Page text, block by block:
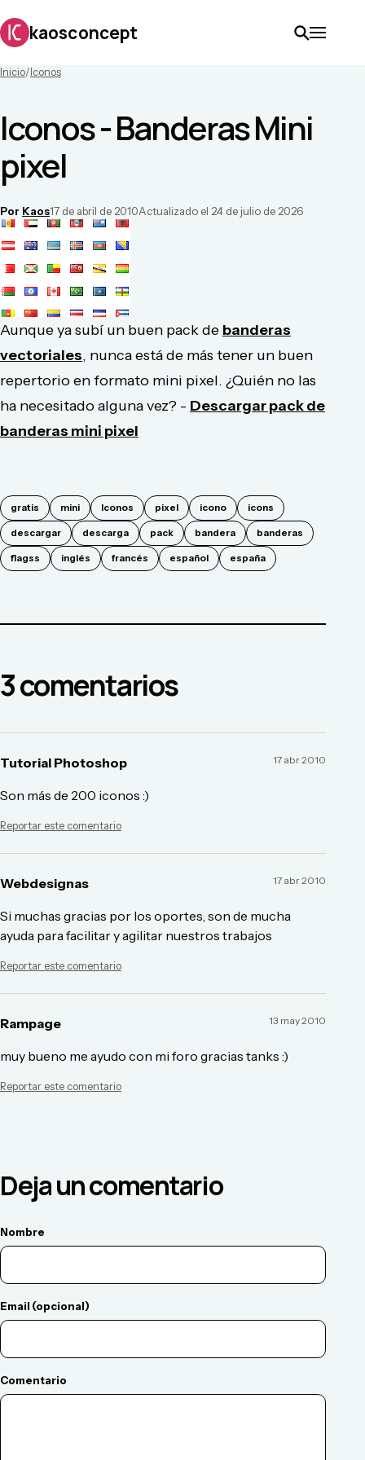
kaosconcept
Inicio/ Iconos
Iconos - Banderas Mini
pixel
Por Kaos17 de abril de 2010Actualizado el 24 de julio de 2026
Aunque ya subí un buen pack de banderas
vectoriales, nunca está de más tener un buen
repertorio en formato mini pixel. ¿Quién no las
ha necesitado alguna vez? - Descargar pack de
banderas mini pixel
gratis mini Iconos pixel icono icons
descargar descarga pack bandera banderas
flagss inglés francés español españa
3comentarios
Tutorial Photoshop 17 abr 2010
Son más de 200 iconos :)
Reportar este comentario
Webdesignas 17 abr 2010
Si muchas gracias por los oportes, son de mucha
ayuda para facilitar y agilitar nuestros trabajos
Reportar este comentario
Rampage 13 may 2010
muy bueno me ayudo con mi foro gracias tanks :)
Reportar este comentario
Deja un comentario
Nombre
Email (opcional)
Comentario